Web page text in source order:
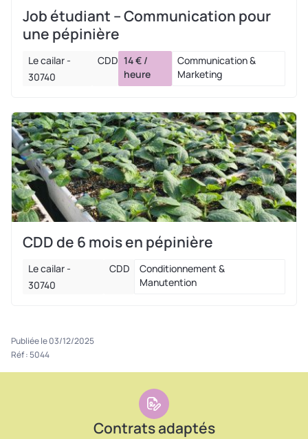
Job étudiant – Communication pour
une pépinière
Le cailar -
30740
CDD 14 € /
heure
Communication &
Marketing
CDD de 6 mois en pépinière
Le cailar -
30740
CDD
Conditionnement &
Manutention
Publiée le 03/12/2025
Réf : 5044
Contrats adaptés